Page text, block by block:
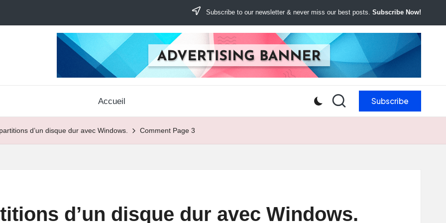
Subscribe to our newsletter & never miss our best posts. Subscribe Now!
Accueil Subscribe
d’un disque dur avec Windows. Comment Page 3
d’un disque dur avec Windows.